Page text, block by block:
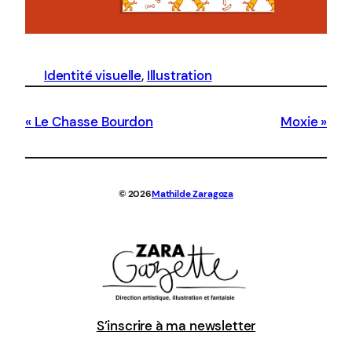
Identité visuelle, Illustration
Le Chasse Bourdon Moxie
© 2026Mathilde Zaragoza
S’inscrire à ma newsletter